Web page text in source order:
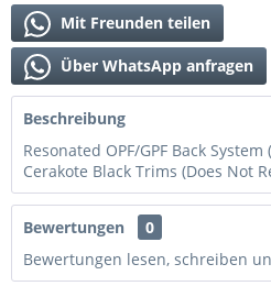
Mit Freunden teilen
Über WhatsApp anfragen
Beschreibung
Resonated OPF/GPF Back
Cerakote Black Trims (Does Not
Bewertungen
0
Bewertungen lesen, schreiben